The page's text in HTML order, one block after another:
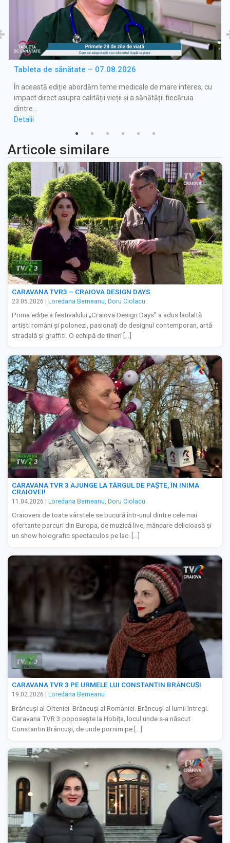
Tableta de sănătate – 07.08.2026
În această ediție abordăm teme medicale de mare interes, cu
impact direct asupra calității vieții și a sănătății fiecăruia
dintre…
Detalii
Articole similare
CARAVANA TVR3 – CRAIOVA DESIGN DAYS
23.05.2026 | Loredana Berneanu Doru Ciolacu
Prima ediție a festivalului „Craiova Design Days” a adus laolaltă
artiști români și polonezi, pasionați de designul contemporan, artă
stradală și graffiti. O echipă de tineri […]
CARAVANA TVR 3 AJUNGE LA TÂRGUL DE PAȘTE, ÎN INIMA
CRAIOVEI!
11.04.2026 | Loredana Berneanu Doru Ciolacu
Craioveni de toate vârstele se bucură într-unul dintre cele mai
ofertante parcuri din Europa, de muzică live, mâncare delicioasă și
un show holografic spectaculos pe lac. […]
CARAVANA TVR 3 PE URMELE LUI CONSTANTIN BRÂNCUȘI
19.02.2026 Loredana Berneanu
Brâncuși al Olteniei. Brâncuși al României. Brâncuși al lumii întregi.
Caravana TVR 3 poposește la Hobița, locul unde s-a născut
Constantin Brâncuși, de unde pornim pe […]